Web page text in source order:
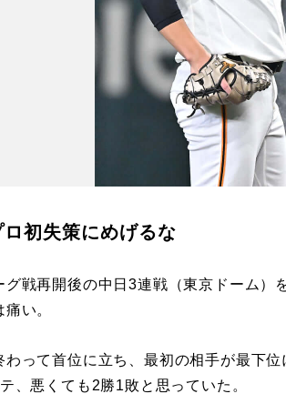
初失策にめげるな
戦再開後の中日3連戦（東京ドーム）
い。
って首位に立ち、最初の相手が最下位
、悪くても2勝1敗と思っていた。